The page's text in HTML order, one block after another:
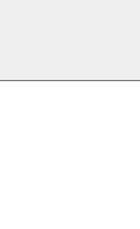
Search